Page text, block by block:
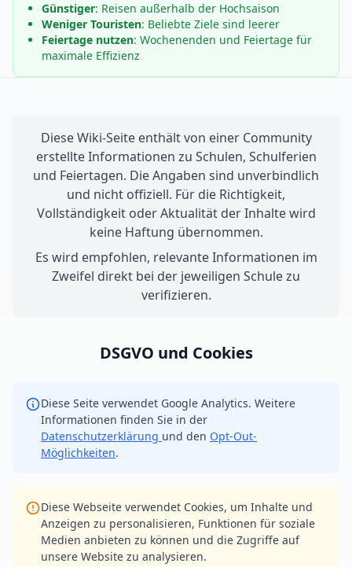
Günstiger: Reisen außerhalb der Hochsaison
Weniger Touristen: Beliebte Ziele sind leerer
Feiertage nutzen: Wochenenden und Feiertage für
maximale Effizienz
Diese Wiki-Seite enthält von einer Community
erstellte Informationen zu Schulen, Schulferien
und Feiertagen. Die Angaben sind unverbindlich
und nicht offiziell. Für die Richtigkeit,
Vollständigkeit oder Aktualität der Inhalte wird
keine Haftung übernommen.
Es wird empfohlen, relevante Informationen im
Zweifel direkt bei der jeweiligen Schule zu
verifizieren.
DSGVO und Cookies
Diese Seite verwendet Google Analytics. Weitere
Informationen finden Sie in der
Datenschutzerklärung und den Opt-Out-
Möglichkeiten.
Diese Webseite verwendet Cookies, um Inhalte und
Anzeigen zu personalisieren, Funktionen für soziale
Medien anbieten zu können und die Zugriffe auf
unsere Website zu analysieren.